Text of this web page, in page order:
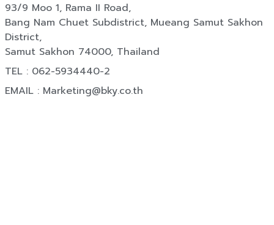
93/9 Moo 1, Rama II Road,
Bang Nam Chuet Subdistrict, Mueang Samut Sakhon
District,
Samut Sakhon 74000, Thailand
TEL : 062-5934440-2
EMAIL : Marketing@bky.co.th